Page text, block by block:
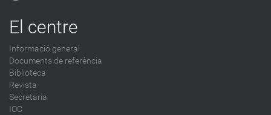
-
El centre
Informació general
Documents de referència
Biblioteca
Revista
Secretaria
IOC